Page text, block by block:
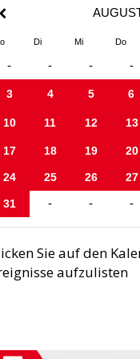
Di Mi Do
- - - -
3 4 5 6
10 11 12 13
17 18 19 20
24 25 26 27
31 - - -
Sie auf den
aufzulisten